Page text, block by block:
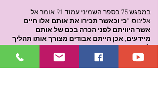
במפגש 75 בספר השמיני עמוד 91 אומר אל
אלינוס: "כי וכאשר תכירו את אותם אלו חיים
אשר היוויתם לפני הכרה בכם של אותם
מיידעים, אכן הייתם אבודים מצורך אותו תהליך